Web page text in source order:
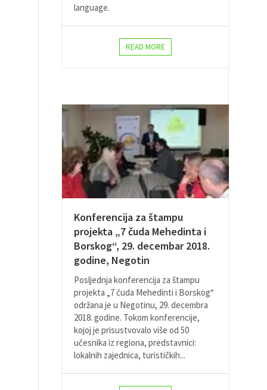
language.
READ MORE
Konferencija za štampu
projekta „7 čuda Mehedinta i
Borskog“, 29. decembar 2018.
godine, Negotin
Posljednja konferencija za štampu
projekta „7 čuda Mehedinti i Borskog“
održana je u Negotinu, 29. decembra
2018. godine. Tokom konferencije,
kojoj je prisustvovalo više od 50
učesnika iz regiona, predstavnici:
lokalnih zajednica, turističkih...